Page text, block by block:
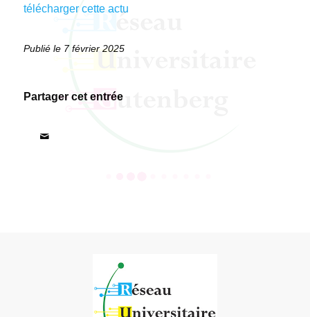
télécharger cette actu
7 février 2025
Partager cet entrée